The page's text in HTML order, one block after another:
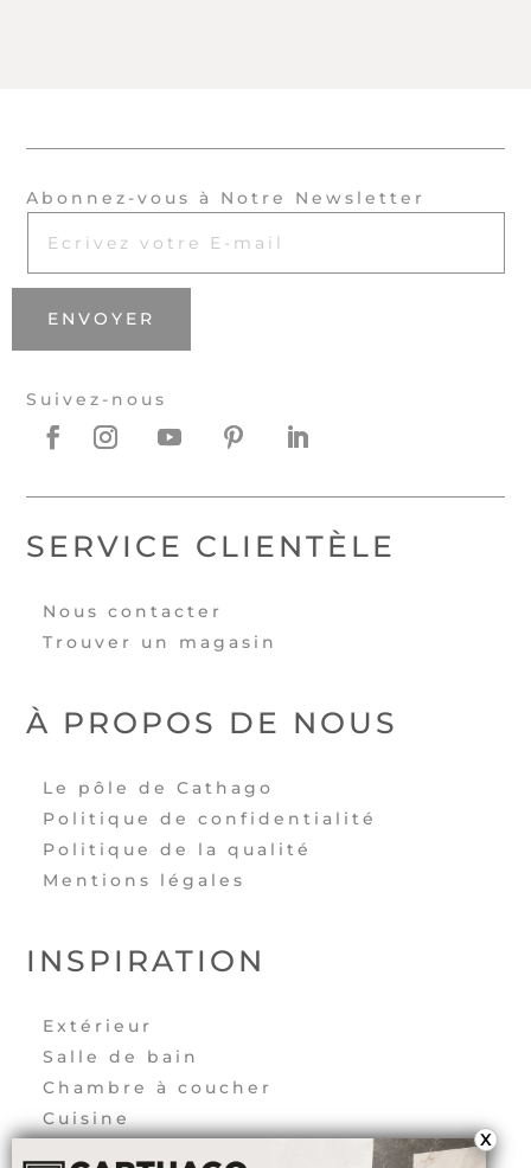
Abonnez-vous à Notre Newsletter
ENVOYER
Suivez-nous
SERVICE CLIENTÈLE
Nous contacter
Trouver un magasin
À PROPOS DE NOUS
Le pôle de Cathago
Politique de confidentialité
Politique de la qualité
Mentions légales
INSPIRATION
Extérieur
Salle de bain
Chambre à coucher
Cuisine
X